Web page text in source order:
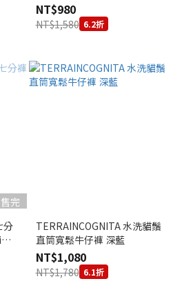
NT$980
NT$1,580 6.2折
售完
分
TERRAINCOGNITA 水洗貓鬚
直筒寬鬆牛仔褲 深藍
NT$1,080
NT$1,780 6.1折